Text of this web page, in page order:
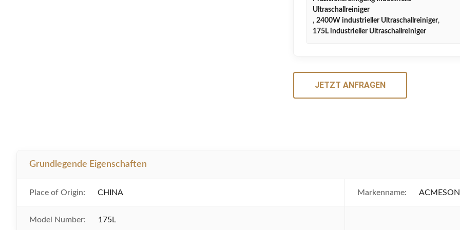
Ultraschallreiniger
, 2400W industrieller Ultraschallreiniger,
175L industrieller Ultraschallreiniger
JETZT ANFRAGEN
Grundlegende Eigenschaften
Place of Origin: CHINA Markenname:
Model Number: 175L